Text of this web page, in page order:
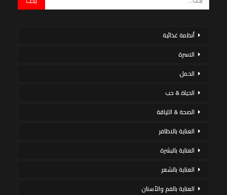
أنظمة غذائية
الاسرة
الحمل
الحياة & حب
الصحة & اللياقة
العناية بالاظافر
العناية بالبشرة
العناية بالشعر
العناية بالفم والأسنان